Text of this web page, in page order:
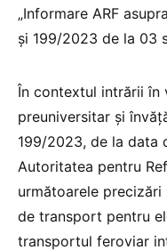
„Informare ARF
și 199/2023 de la 03
În contextul intrării în
preuniversitar și
199/2023, de la data
Autoritatea pentru
următoarele
de transport pentru
transportul feroviar